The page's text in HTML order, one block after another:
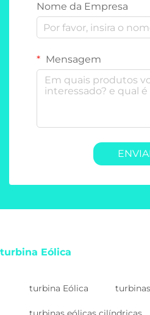
Nome da Empresa
Mensagem
turbina Eólica
turbina Eólica